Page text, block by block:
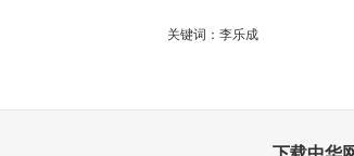
关键词：李乐成